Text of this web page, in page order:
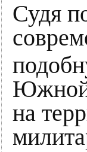
Судя
Южной
на